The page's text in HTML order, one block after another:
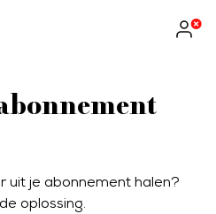
uit je abonnement halen?
oplossing.